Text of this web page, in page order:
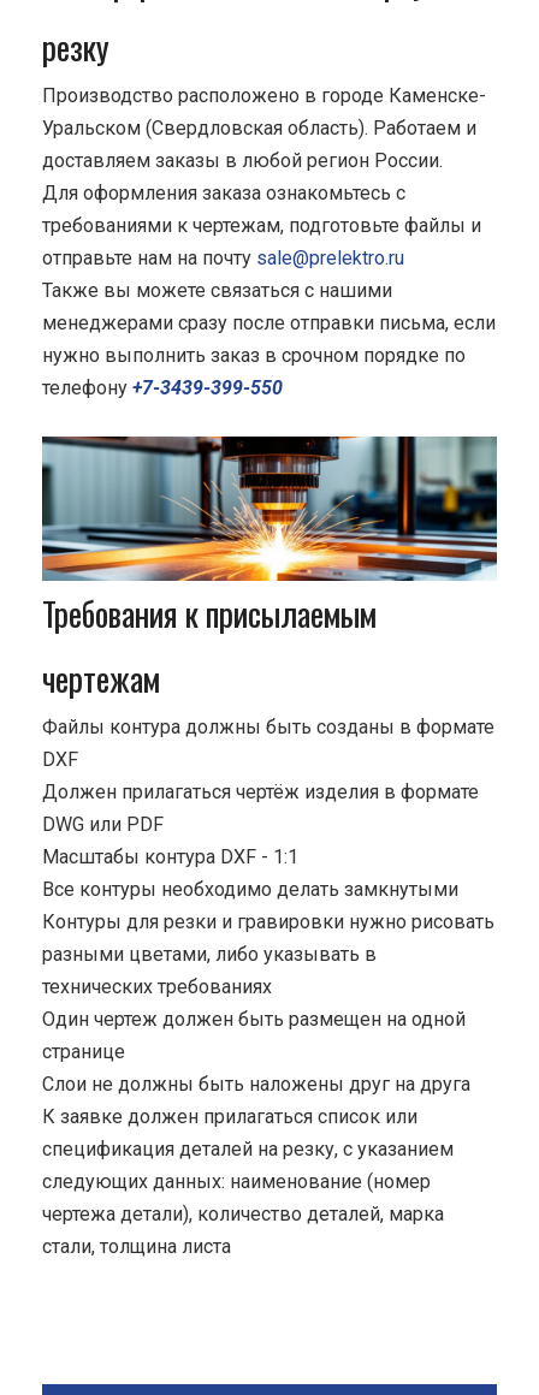
резку
Производство расположено в городе Каменске-
Уральском (Свердловская область). Работаем и
доставляем заказы в любой регион России.
Для оформления заказа ознакомьтесь с
требованиями к чертежам, подготовьте файлы и
отправьте нам на почту sale@prelektro.ru
Также вы можете связаться с нашими
менеджерами сразу после отправки письма, если
нужно выполнить заказ в срочном порядке по
телефону +7-3439-399-550
Требования к присылаемым
чертежам
Файлы контура должны быть созданы в формате
DXF
Должен прилагаться чертёж изделия в формате
DWG или PDF
Масштабы контура DXF - 1:1
Все контуры необходимо делать замкнутыми
Контуры для резки и гравировки нужно рисовать
разными цветами, либо указывать в
технических требованиях
Один чертеж должен быть размещен на одной
странице
Cлои не должны быть наложены друг на друга
К заявке должен прилагаться список или
спецификация деталей на резку, с указанием
следующих данных: наименование (номер
чертежа детали), количество деталей, марка
стали, толщина листа